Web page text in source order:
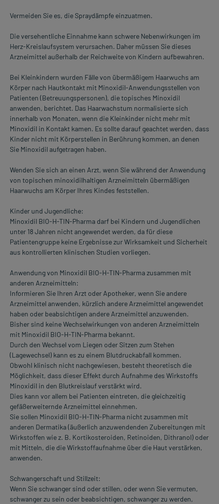
Vermeiden Sie es, die Spraydämpfe einzuatmen.
Die versehentliche Einnahme kann schwere Nebenwirkungen im
Herz-Kreislaufsystem verursachen. Daher müssen Sie dieses
Arzneimittel außerhalb der Reichweite von Kindern aufbewahren.
Bei Kleinkindern wurden Fälle von übermäßigem Haarwuchs am
Körper nach Hautkontakt mit Minoxidil-Anwendungsstellen von
Patienten (Betreuungspersonen), die topisches Minoxidil
anwenden, berichtet. Das Haarwachstum normalisierte sich
innerhalb von Monaten, wenn die Kleinkinder nicht mehr mit
Minoxidil in Kontakt kamen. Es sollte darauf geachtet werden, dass
Kinder nicht mit Körperstellen in Berührung kommen, an denen
Sie Minoxidil aufgetragen haben.
Wenden Sie sich an einen Arzt, wenn Sie während der Anwendung
von topischen minoxidilhaltigen Arzneimitteln übermäßigen
Haarwuchs am Körper Ihres Kindes feststellen.
Kinder und Jugendliche:
Minoxidil BIO-H-TIN-Pharma darf bei Kindern und Jugendlichen
unter 18 Jahren nicht angewendet werden, da für diese
Patientengruppe keine Ergebnisse zur Wirksamkeit und Sicherheit
aus kontrollierten klinischen Studien vorliegen.
Anwendung von Minoxidil BIO-H-TIN-Pharma zusammen mit
anderen Arzneimitteln:
Informieren Sie Ihren Arzt oder Apotheker, wenn Sie andere
Arzneimittel anwenden, kürzlich andere Arzneimittel angewendet
haben oder beabsichtigen andere Arzneimittel anzuwenden.
Bisher sind keine Wechselwirkungen von anderen Arzneimitteln
mit Minoxidil BIO-H-TIN-Pharma bekannt.
Durch den Wechsel vom Liegen oder Sitzen zum Stehen
(Lagewechsel) kann es zu einem Blutdruckabfall kommen.
Obwohl klinisch nicht nachgewiesen, besteht theoretisch die
Möglichkeit, dass dieser Effekt durch Aufnahme des Wirkstoffs
Minoxidil in den Blutkreislauf verstärkt wird.
Dies kann vor allem bei Patienten eintreten, die gleichzeitig
gefäßerweiternde Arzneimittel einnehmen.
Sie sollen Minoxidil BIO-H-TIN-Pharma nicht zusammen mit
anderen Dermatika (äußerlich anzuwendenden Zubereitungen mit
Wirkstoffen wie z. B. Kortikosteroiden, Retinoiden, Dithranol) oder
mit Mitteln, die die Wirkstoffaufnahme über die Haut verstärken,
anwenden.
Schwangerschaft und Stillzeit:
Wenn Sie schwanger sind oder stillen, oder wenn Sie vermuten,
schwanger zu sein oder beabsichtigen, schwanger zu werden,